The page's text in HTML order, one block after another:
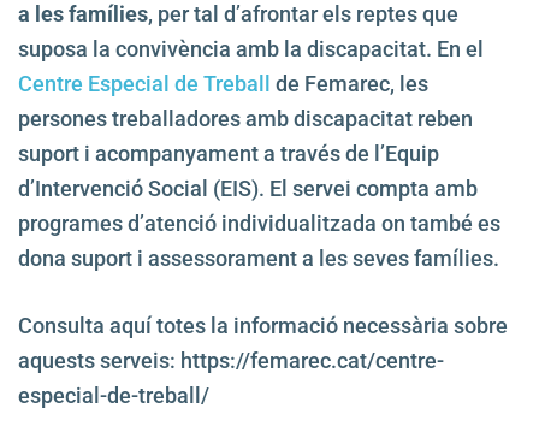
a les famílies, per tal d’afrontar els reptes que
suposa la convivència amb la discapacitat. En el
Centre Especial de Treball
de Femarec, les
persones treballadores amb discapacitat reben
suport i acompanyament a través de l’Equip
d’Intervenció Social (EIS). El servei compta amb
programes d’atenció individualitzada on també es
dona suport i assessorament a les seves famílies.
Consulta aquí totes la informació necessària sobre
aquests serveis: https://femarec.cat/centre-
especial-de-treball/